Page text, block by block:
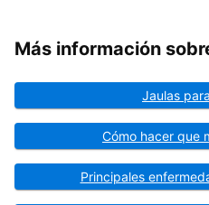
Más información
Jaulas
Cómo hacer que
Principales